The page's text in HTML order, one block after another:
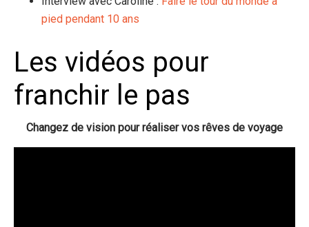
pied pendant 10 ans
Les vidéos pour
franchir le pas
Changez de vision pour réaliser vos rêves de voyage